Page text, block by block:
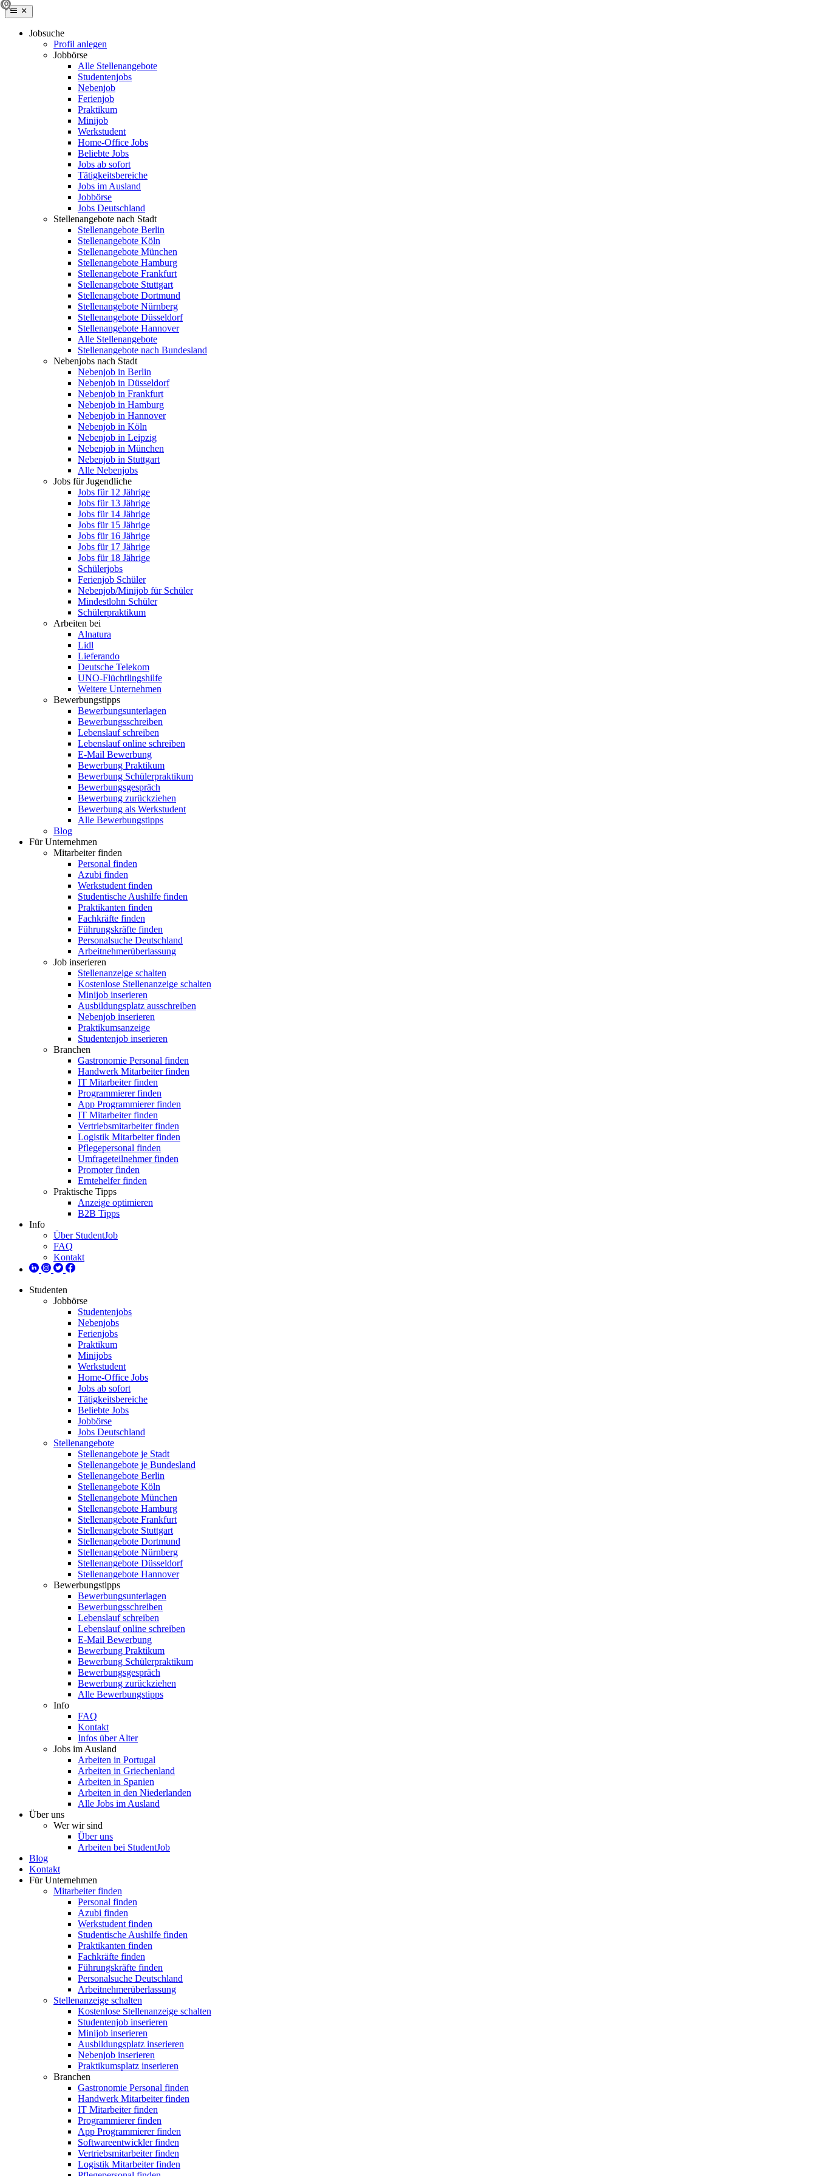
Jobsuche
Profil anlegen
Jobbörse
Alle Stellenangebote
Studentenjobs
Nebenjob
Ferienjob
Praktikum
Minijob
Werkstudent
Home-Office Jobs
Beliebte Jobs
Jobs ab sofort
Tätigkeitsbereiche
Jobs im Ausland
Jobbörse
Jobs Deutschland
Stellenangebote nach Stadt
Stellenangebote Berlin
Stellenangebote Köln
Stellenangebote München
Stellenangebote Hamburg
Stellenangebote Frankfurt
Stellenangebote Stuttgart
Stellenangebote Dortmund
Stellenangebote Nürnberg
Stellenangebote Düsseldorf
Stellenangebote Hannover
Alle Stellenangebote
Stellenangebote nach Bundesland
Nebenjobs nach Stadt
Nebenjob in Berlin
Nebenjob in Düsseldorf
Nebenjob in Frankfurt
Nebenjob in Hamburg
Nebenjob in Hannover
Nebenjob in Köln
Nebenjob in Leipzig
Nebenjob in München
Nebenjob in Stuttgart
Alle Nebenjobs
Jobs für Jugendliche
Jobs für 12 Jährige
Jobs für 13 Jährige
Jobs für 14 Jährige
Jobs für 15 Jährige
Jobs für 16 Jährige
Jobs für 17 Jährige
Jobs für 18 Jährige
Schülerjobs
Ferienjob Schüler
Nebenjob/Minijob für Schüler
Mindestlohn Schüler
Schülerpraktikum
Arbeiten bei
Alnatura
Lidl
Lieferando
Deutsche Telekom
UNO-Flüchtlingshilfe
Weitere Unternehmen
Bewerbungstipps
Bewerbungsunterlagen
Bewerbungsschreiben
Lebenslauf schreiben
Lebenslauf online schreiben
E-Mail Bewerbung
Bewerbung Praktikum
Bewerbung Schülerpraktikum
Bewerbungsgespräch
Bewerbung zurückziehen
Bewerbung als Werkstudent
Alle Bewerbungstipps
Blog
Für Unternehmen
Mitarbeiter finden
Personal finden
Azubi finden
Werkstudent finden
Studentische Aushilfe finden
Praktikanten finden
Fachkräfte finden
Führungskräfte finden
Personalsuche Deutschland
Arbeitnehmerüberlassung
Job inserieren
Stellenanzeige schalten
Kostenlose Stellenanzeige schalten
Minijob inserieren
Ausbildungsplatz ausschreiben
Nebenjob inserieren
Praktikumsanzeige
Studentenjob inserieren
Branchen
Gastronomie Personal finden
Handwerk Mitarbeiter finden
IT Mitarbeiter finden
Programmierer finden
App Programmierer finden
IT Mitarbeiter finden
Vertriebsmitarbeiter finden
Logistik Mitarbeiter finden
Pflegepersonal finden
Umfrageteilnehmer finden
Promoter finden
Erntehelfer finden
Praktische Tipps
Anzeige optimieren
B2B Tipps
Info
Über StudentJob
FAQ
Kontakt
Studenten
Jobbörse
Studentenjobs
Nebenjobs
Ferienjobs
Praktikum
Minijobs
Werkstudent
Home-Office Jobs
Jobs ab sofort
Tätigkeitsbereiche
Beliebte Jobs
Jobbörse
Jobs Deutschland
Stellenangebote
Stellenangebote je Stadt
Stellenangebote je Bundesland
Stellenangebote Berlin
Stellenangebote Köln
Stellenangebote München
Stellenangebote Hamburg
Stellenangebote Frankfurt
Stellenangebote Stuttgart
Stellenangebote Dortmund
Stellenangebote Nürnberg
Stellenangebote Düsseldorf
Stellenangebote Hannover
Bewerbungstipps
Bewerbungsunterlagen
Bewerbungsschreiben
Lebenslauf schreiben
Lebenslauf online schreiben
E-Mail Bewerbung
Bewerbung Praktikum
Bewerbung Schülerpraktikum
Bewerbungsgespräch
Bewerbung zurückziehen
Alle Bewerbungstipps
Info
FAQ
Kontakt
Infos über Alter
Jobs im Ausland
Arbeiten in Portugal
Arbeiten in Griechenland
Arbeiten in Spanien
Arbeiten in den Niederlanden
Alle Jobs im Ausland
Über uns
Wer wir sind
Über uns
Arbeiten bei StudentJob
Blog
Kontakt
Für Unternehmen
Mitarbeiter finden
Personal finden
Azubi finden
Werkstudent finden
Studentische Aushilfe finden
Praktikanten finden
Fachkräfte finden
Führungskräfte finden
Personalsuche Deutschland
Arbeitnehmerüberlassung
Stellenanzeige schalten
Kostenlose Stellenanzeige schalten
Studentenjob inserieren
Minijob inserieren
Ausbildungsplatz inserieren
Nebenjob inserieren
Praktikumsplatz inserieren
Branchen
Gastronomie Personal finden
Handwerk Mitarbeiter finden
IT Mitarbeiter finden
Programmierer finden
App Programmierer finden
Softwareentwickler finden
Vertriebsmitarbeiter finden
Logistik Mitarbeiter finden